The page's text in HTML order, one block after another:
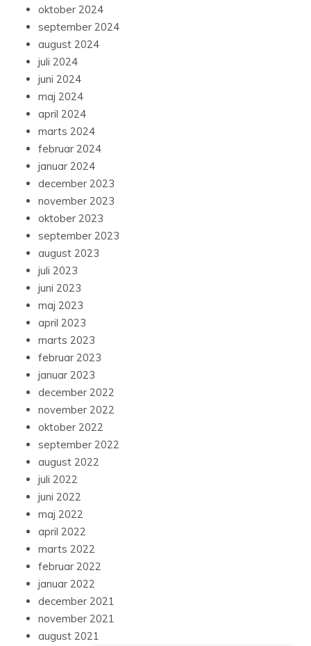
oktober 2024
september 2024
august 2024
juli 2024
juni 2024
maj 2024
april 2024
marts 2024
februar 2024
januar 2024
december 2023
november 2023
oktober 2023
september 2023
august 2023
juli 2023
juni 2023
maj 2023
april 2023
marts 2023
februar 2023
januar 2023
december 2022
november 2022
oktober 2022
september 2022
august 2022
juli 2022
juni 2022
maj 2022
april 2022
marts 2022
februar 2022
januar 2022
december 2021
november 2021
august 2021